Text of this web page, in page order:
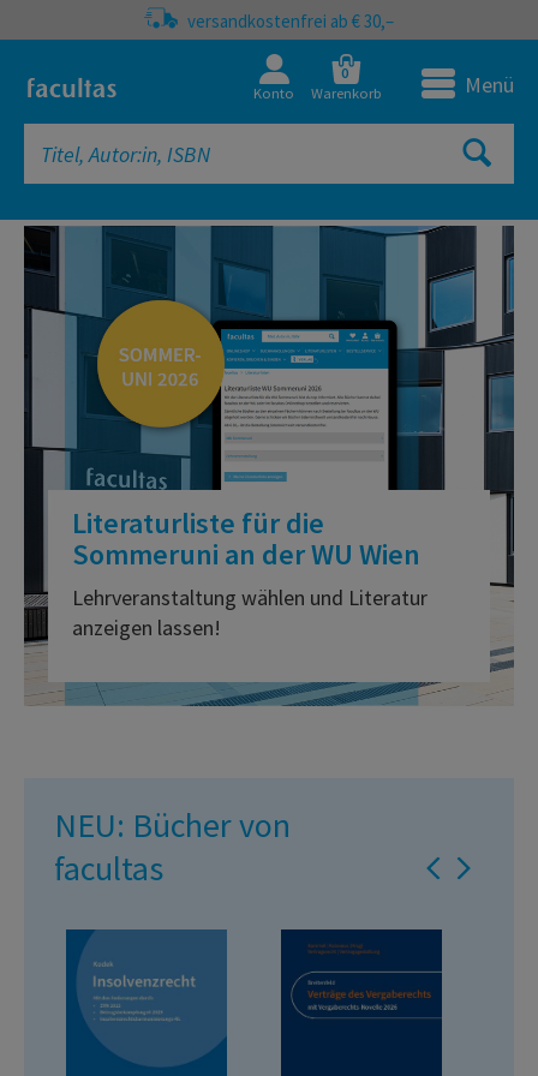
versandkostenfrei ab € 30,–
Konto
0
Warenkorb Menü
facultas Onlineshop |
Literaturliste für die
Sommeruni an der WU Wien
Lehrveranstaltung wählen und Literatur
anzeigen lassen!
NEU: Bücher von
facultas